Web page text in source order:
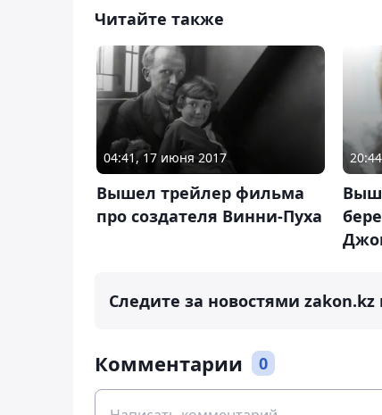
Читайте также
04:41, 17 июня 2017
Вышел трейлер фильма
про создателя Винни-Пуха
Следите за новостями zakon.kz
Комментарии 0